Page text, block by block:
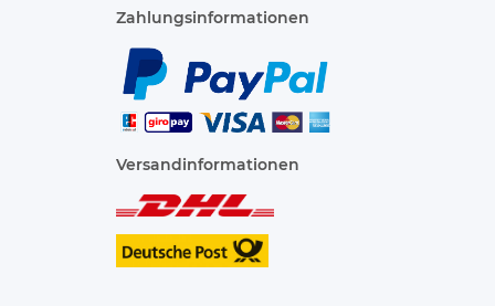
Zahlungsinformationen
Versandinformationen